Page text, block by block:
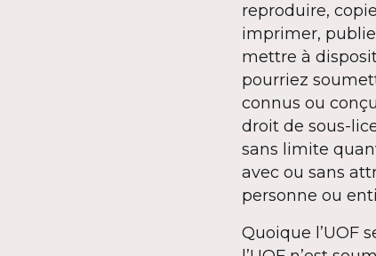
reproduire,
imprimer,
mettre à
pourriez
connus ou
droit de sous-
sans limite
avec ou sans
personne ou
Quoique l’UOF